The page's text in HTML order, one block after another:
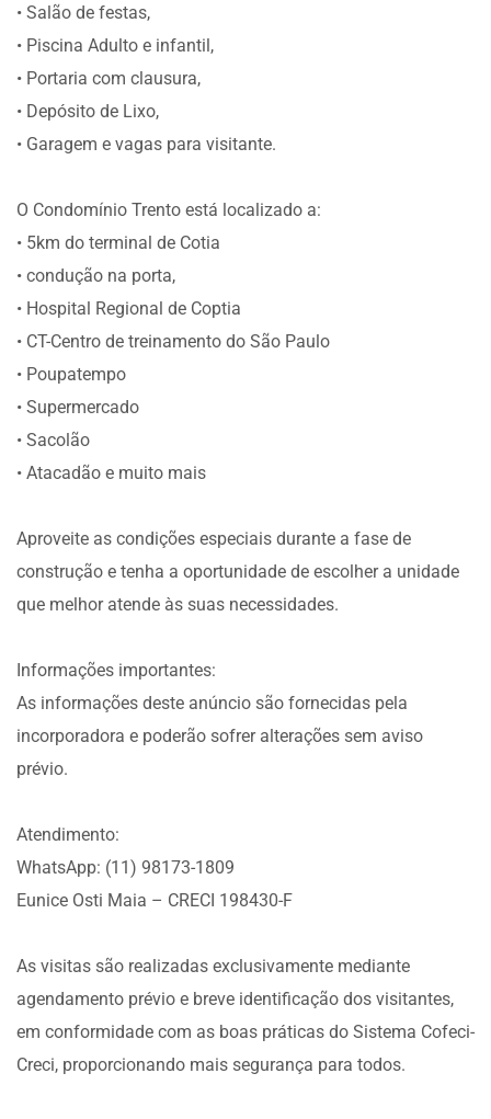
• Salão de festas,
• Piscina Adulto e infantil,
• Portaria com clausura,
• Depósito de Lixo,
• Garagem e vagas para visitante.
O Condomínio Trento está localizado a:
• 5km do terminal de Cotia
• condução na porta,
• Hospital Regional de Coptia
• CT-Centro de treinamento do São Paulo
• Poupatempo
• Supermercado
• Sacolão
• Atacadão e muito mais
Aproveite as condições especiais durante a fase de
construção e tenha a oportunidade de escolher a unidade
que melhor atende às suas necessidades.
Informações importantes:
As informações deste anúncio são fornecidas pela
incorporadora e poderão sofrer alterações sem aviso
prévio.
Atendimento:
WhatsApp: (11) 98173-1809
Eunice Osti Maia – CRECI 198430-F
As visitas são realizadas exclusivamente mediante
agendamento prévio e breve identificação dos visitantes,
em conformidade com as boas práticas do Sistema Cofeci-
Creci, proporcionando mais segurança para todos.